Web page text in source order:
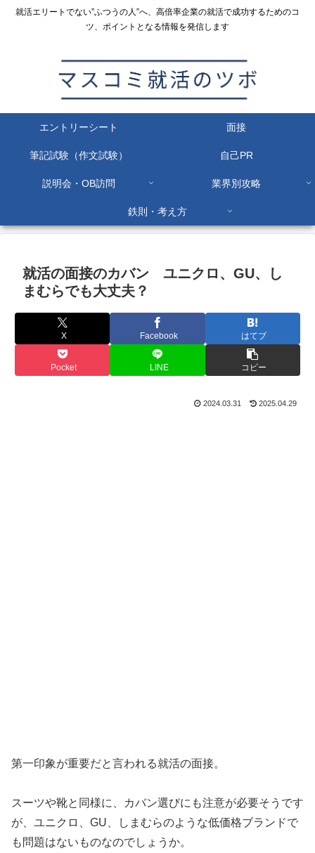
就活エリートでない”ふつうの人”へ、高倍率企業の就活で成功するためのコ
ツ、ポイントとなる情報を発信します
エントリーシート 面接
筆記試験（作文試験） 自己PR
説明会・OB訪問 業界別攻略
鉄則・考え方
就活の面接のカバン ユニクロ、GU、し
まむらでも大丈夫？
X Facebook はてブ
Pocket LINE コピー
2024.03.31 2025.04.29
第一印象が重要だと言われる就活の面接。
スーツや靴と同様に、カバン選びにも注意が必要そうです
が、ユニクロ、GU、しまむらのような低価格ブランドで
も問題はないものなのでしょうか。